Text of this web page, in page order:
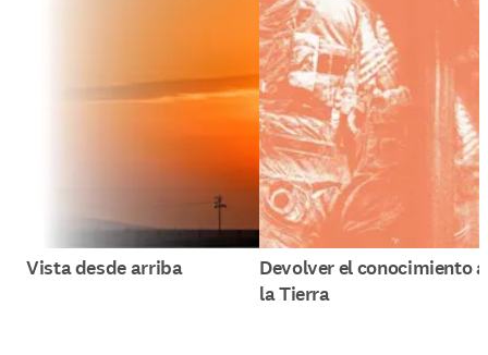
Vista desde arriba
Devolver el conocimiento a
la Tierra